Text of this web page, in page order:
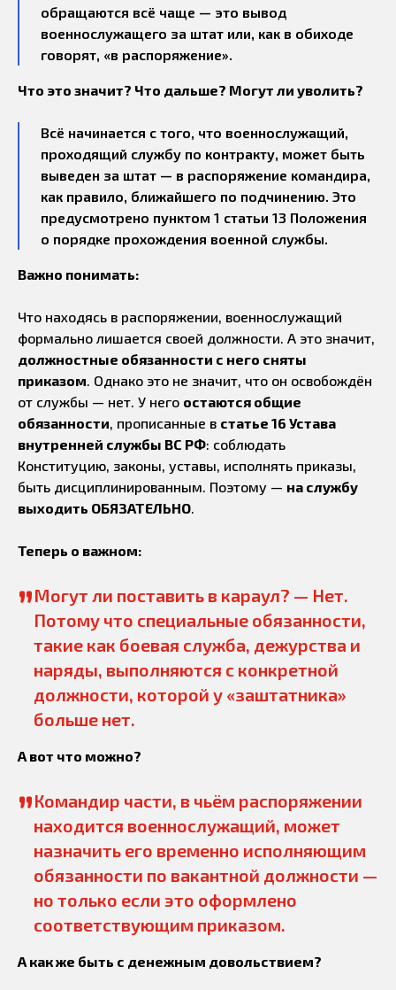
обращаются всё чаще — это вывод
военнослужащего за штат или, как в обиходе
говорят, «в распоряжение».
Что это значит? Что дальше? Могут ли уволить?
Всё начинается с того, что военнослужащий,
проходящий службу по контракту, может быть
выведен за штат — в распоряжение командира,
как правило, ближайшего по подчинению. Это
предусмотрено пунктом 1 статьи 13 Положения
о порядке прохождения военной службы.
Важно понимать:
Что находясь в распоряжении, военнослужащий
формально лишается своей должности. А это значит,
должностные обязанности с него сняты
приказом. Однако это не значит, что он освобождён
от службы — нет. У него остаются общие
обязанности, прописанные в статье 16 Устава
внутренней службы ВС РФ: соблюдать
Конституцию, законы, уставы, исполнять приказы,
быть дисциплинированным. Поэтому — на службу
выходить ОБЯЗАТЕЛЬНО.
Теперь о важном:
”Могут ли поставить в караул? — Нет.
Потому что специальные обязанности,
такие как боевая служба, дежурства и
наряды, выполняются с конкретной
должности, которой у «заштатника»
больше нет.
А вот что можно?
”Командир части, в чьём распоряжении
находится военнослужащий, может
назначить его временно исполняющим
обязанности по вакантной должности —
но только если это оформлено
соответствующим приказом.
А как же быть с денежным довольствием?